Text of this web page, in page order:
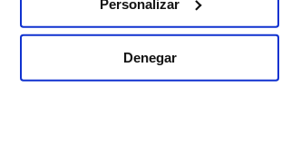
Personalizar
Denegar
Política de privacidad de RRSS
Política de cookies